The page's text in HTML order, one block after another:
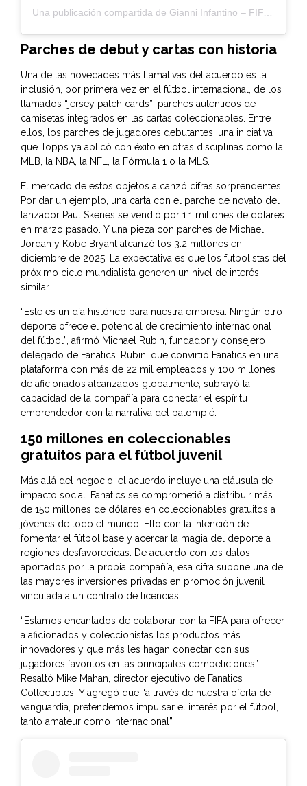
Parches de debut y cartas con historia
Una de las novedades más llamativas del acuerdo es la
inclusión, por primera vez en el fútbol internacional, de los
llamados “jersey patch cards”: parches auténticos de
camisetas integrados en las cartas coleccionables. Entre
ellos, los parches de jugadores debutantes, una iniciativa
que Topps ya aplicó con éxito en otras disciplinas como la
MLB, la NBA, la NFL, la Fórmula 1 o la MLS.
El mercado de estos objetos alcanzó cifras sorprendentes.
Por dar un ejemplo, una carta con el parche de novato del
lanzador Paul Skenes se vendió por 1.1 millones de dólares
en marzo pasado. Y una pieza con parches de Michael
Jordan y Kobe Bryant alcanzó los 3.2 millones en
diciembre de 2025. La expectativa es que los futbolistas del
próximo ciclo mundialista generen un nivel de interés
similar.
“Este es un día histórico para nuestra empresa. Ningún otro
deporte ofrece el potencial de crecimiento internacional
del fútbol”, afirmó Michael Rubin, fundador y consejero
delegado de Fanatics. Rubin, que convirtió Fanatics en una
plataforma con más de 22 mil empleados y 100 millones
de aficionados alcanzados globalmente, subrayó la
capacidad de la compañía para conectar el espíritu
emprendedor con la narrativa del balompié.
150 millones en coleccionables
gratuitos para el fútbol juvenil
Más allá del negocio, el acuerdo incluye una cláusula de
impacto social. Fanatics se comprometió a distribuir más
de 150 millones de dólares en coleccionables gratuitos a
jóvenes de todo el mundo. Ello con la intención de
fomentar el fútbol base y acercar la magia del deporte a
regiones desfavorecidas. De acuerdo con los datos
aportados por la propia compañía, esa cifra supone una de
las mayores inversiones privadas en promoción juvenil
vinculada a un contrato de licencias.
“Estamos encantados de colaborar con la FIFA para ofrecer
a aficionados y coleccionistas los productos más
innovadores y que más les hagan conectar con sus
jugadores favoritos en las principales competiciones”.
Resaltó Mike Mahan, director ejecutivo de Fanatics
Collectibles. Y agregó que “a través de nuestra oferta de
vanguardia, pretendemos impulsar el interés por el fútbol,
tanto amateur como internacional”.